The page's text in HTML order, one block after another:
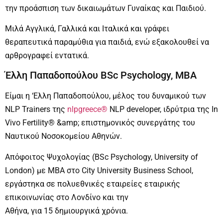
την προάσπιση των δικαιωμάτων Γυναίκας και Παιδιού.
Μιλά Αγγλικά, Γαλλικά και Ιταλικά και γράφει
θεραπευτικά παραμύθια για παιδιά, ενώ εξακολουθεί να
αρθρογραφεί εντατικά.
Έλλη Παπαδοπούλου BSc Psychology, MBA
Είμαι η ‘Ελλη Παπαδοπούλου, μέλος του δυναμικού των
NLP Trainers της nlpgreece® NLP developer, ιδρύτρια της In
Vivo Fertility® &amp; επιστημονικός συνεργάτης του
Ναυτικού Νοσοκομείου Αθηνών.
Απόφοιτος Ψυχολογίας (BSc Psychology, University of
London) με MBA στο City University Business School,
εργάστηκα σε πολυεθνικές εταιρείες εταιρικής
επικοινωνίας στο Λονδίνο και την
Αθήνα, για 15 δημιουργικά χρόνια.